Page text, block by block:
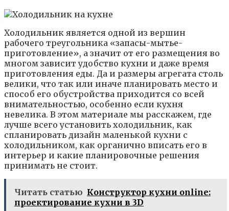
Холодильник является одной из вершин
рабочего треугольника «запасы-мытье-
приготовление», а значит от его размещения во
многом зависит удобство кухни и даже время
приготовления еды. Да и размеры агрегата столь
велики, что так или иначе планировать место и
способ его обустройства приходится со всей
внимательностью, особенно если кухня
невелика. В этом материале мы расскажем, где
лучше всего установить холодильник, как
спланировать дизайн маленькой кухни с
холодильником, как органично вписать его в
интерьер и какие планировочные решения
принимать не стоит.
Читать статью Конструктор кухни online:
проектирование кухни в 3D